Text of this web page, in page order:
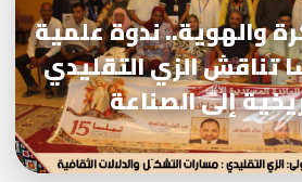
والهوية.. ندوة علمية
تناقش الزي التقليدي
إلى الصناعة